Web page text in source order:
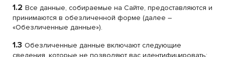
1.2 Все данные, собираемые на Сайте, предоставляются и
принимаются в обезличенной форме (далее –
«Обезличенные данные»).
1.3 Обезличенные данные включают следующие
сведения, которые не позволяют вас идентифицировать: